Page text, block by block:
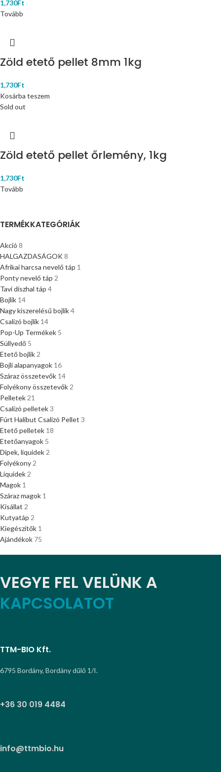
TERMÉKKATEGÓRIÁK
Akció 8
HALGAZDASÁGOK8
Afrikai harcsa nevelő táp 1
Ponty nevelő táp 2
Tavi díszhal táp 4
Bojlik 14
Nagy kiszerelésű bojlik4
Csalizó bojlik 14
Pop-Up Termékek 5
Süllyedő 5
Etető bojlik 2
Bojli alapanyagok 16
Száraz összetevők 14
Folyékony összetevők 2
Pelletek 21
Csalizó pelletek3
Fúrt Halibut Csalizó Pellet 3
Etető pelletek 18
Etetőanyagok 5
Dipek, liquidek 2
Folyékony 2
Liquidek 2
Magok 1
Száraz magok 1
Kisállat 2
Kutyatáp 2
Kiegészítők 1
Ajándékok 75
1,730Ft
Tovább
Zöld etető pellet 8mm 1kg
1,730Ft
Kosárba teszem
Sold out
Zöld etető pellet őrlemény, 1kg
1,730Ft
Tovább
VEGYE FEL VELÜNK A
KAPCSOLATOT
TTM-BIO Kft.
6795 Bordány, Bordány dűlő 1/I.
+36 30 019 4484
info@ttmbio.hu